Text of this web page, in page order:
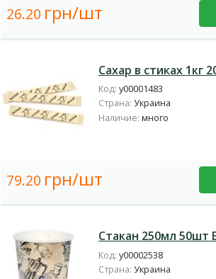
26.20 грн/шт
Сахар в стиках 1кг
Код: у00001483
Страна: Украина
Наличие: много
79.20 грн/шт
Стакан 250мл
Код: у00002538
Страна: Украина